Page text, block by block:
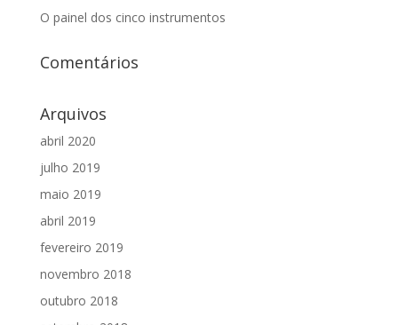
O painel dos cinco instrumentos
Comentários
Arquivos
abril 2020
julho 2019
maio 2019
abril 2019
fevereiro 2019
novembro 2018
outubro 2018